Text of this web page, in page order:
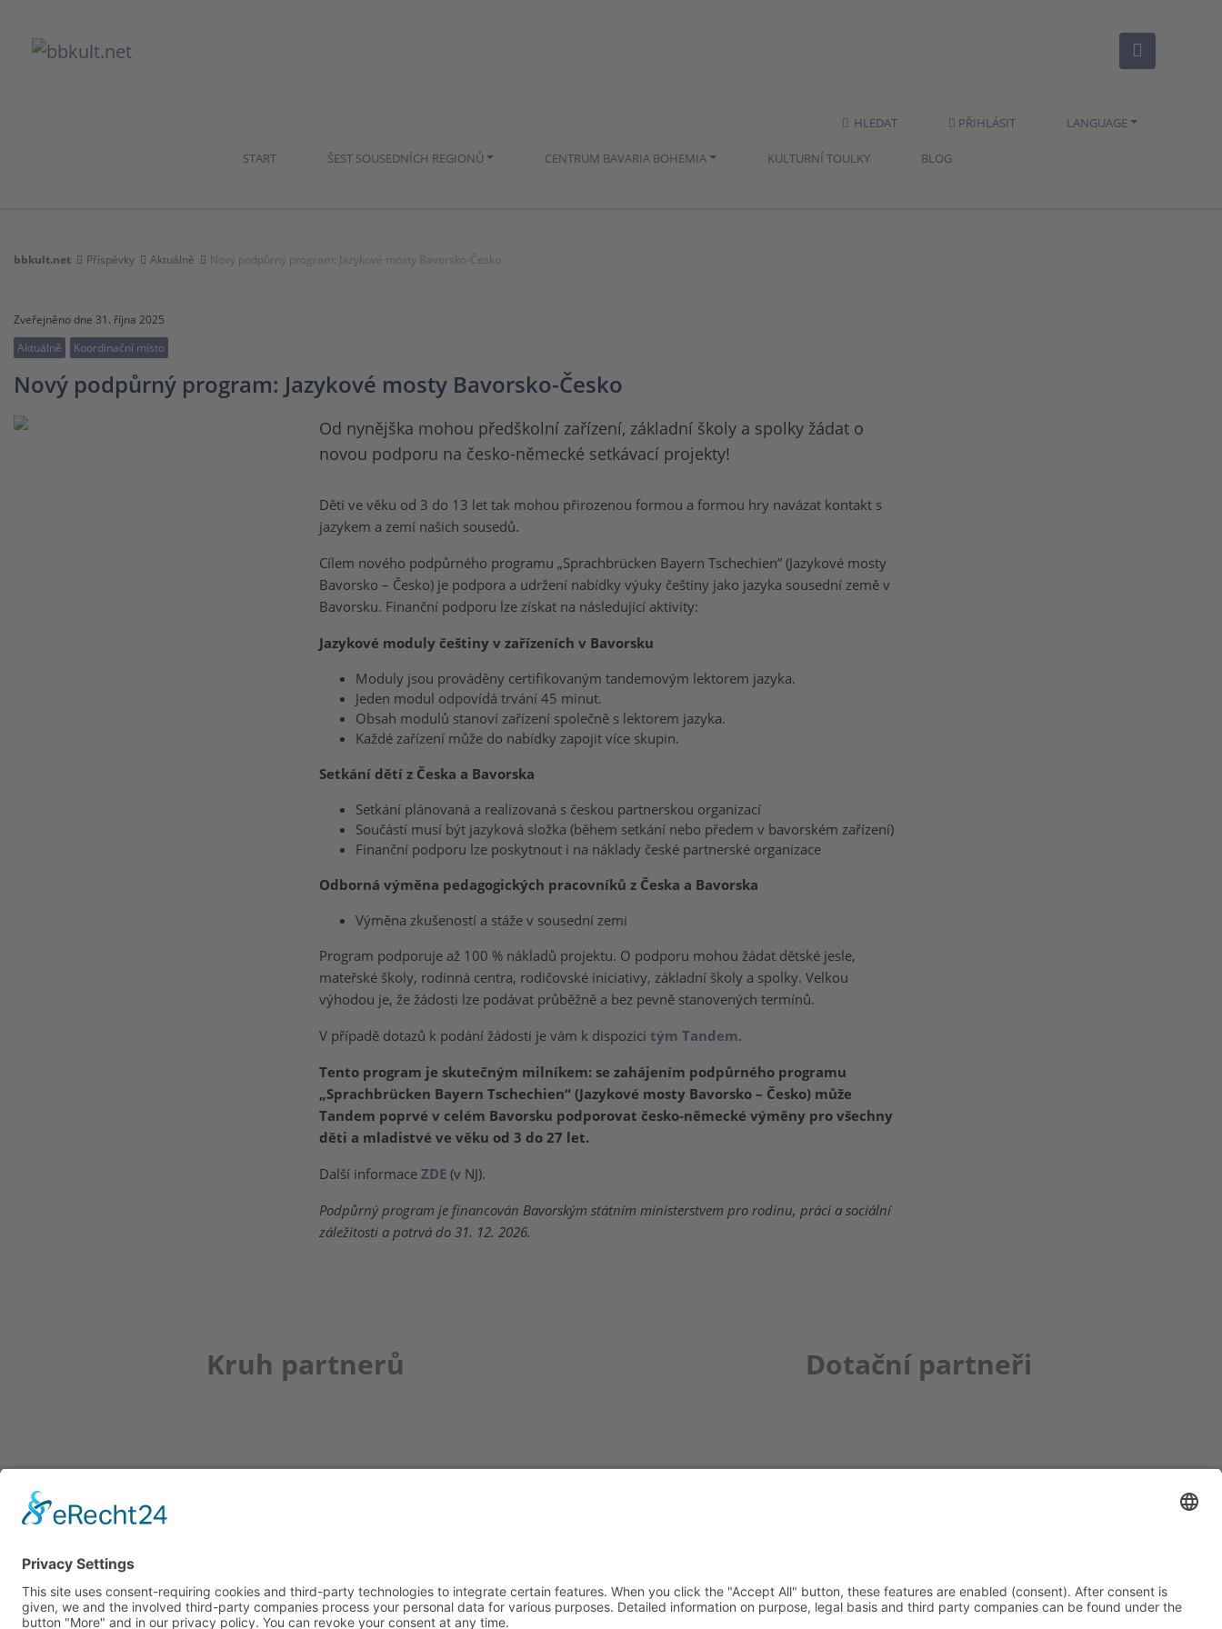
HLEDAT PŘIHLÁSIT LANGUAGE
START ŠEST SOUSEDNÍCH REGIONŮ CENTRUM BAVARIA BOHEMIA KULTURNÍ TOULKY BLOG
bbkult.net Příspěvky Aktuálně Nový podpůrný program: Jazykové mosty Bavorsko-Česko
Zveřejněno dne 31. října 2025
Aktuálně
Koordinační místo
Nový podpůrný program: Jazykové mosty Bavorsko-Česko
Od nynějška mohou předškolní zařízení, základní školy a spolky žádat o
novou podporu na česko-německé setkávací projekty!
Děti ve věku od 3 do 13 let tak mohou přirozenou formou a formou hry navázat kontakt s
jazykem a zemí našich sousedů.
Cílem nového podpůrného programu „Sprachbrücken Bayern Tschechien” (Jazykové mosty
Bavorsko – Česko) je podpora a udržení nabídky výuky češtiny jako jazyka sousední země v
Bavorsku. Finanční podporu lze získat na následující aktivity:
Jazykové moduly češtiny v zařízeních v Bavorsku
Moduly jsou prováděny certifikovaným tandemovým lektorem jazyka.
Jeden modul odpovídá trvání 45 minut.
Obsah modulů stanoví zařízení společně s lektorem jazyka.
Každé zařízení může do nabídky zapojit více skupin.
Setkání dětí z Česka a Bavorska
Setkání plánovaná a realizovaná s českou partnerskou organizací
Součástí musí být jazyková složka (během setkání nebo předem v bavorském zařízení)
Finanční podporu lze poskytnout i na náklady české partnerské organizace
Odborná výměna pedagogických pracovníků z Česka a Bavorska
Výměna zkušeností a stáže v sousední zemi
Program podporuje až 100 % nákladů projektu. O podporu mohou žádat dětské jesle,
mateřské školy, rodinná centra, rodičovské iniciativy, základní školy a spolky. Velkou
výhodou je, že žádosti lze podávat průběžně a bez pevně stanovených termínů.
V případě dotazů k podání žádosti je vám k dispozici tým Tandem.
Tento program je skutečným milníkem: se zahájením podpůrného programu
„Sprachbrücken Bayern Tschechien“ (Jazykové mosty Bavorsko – Česko) může
Tandem poprvé v celém Bavorsku podporovat česko-německé výměny pro všechny
děti a mladistvé ve věku od 3 do 27 let.
Další informace ZDE (v NJ).
Podpůrný program je financován Bavorským státním ministerstvem pro rodinu, práci a sociální
záležitosti a potrvá do 31. 12. 2026.
Kruh partnerů Dotační partneři
K REGISTRACI
Freyung 1, 92539 Schönsee
Tel.:+49 (0)9674 / 92 48 78